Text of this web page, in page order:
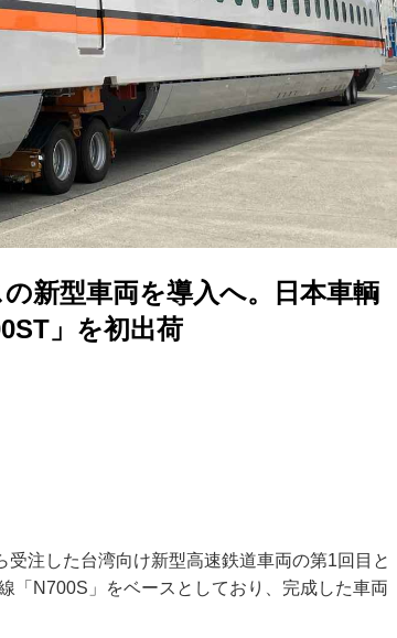
新型車両を導入へ。日本車輌
」を初出荷
注した台湾向け新型高速鉄道車両の第1回目と
「N700S」をベースとしており、完成した車両